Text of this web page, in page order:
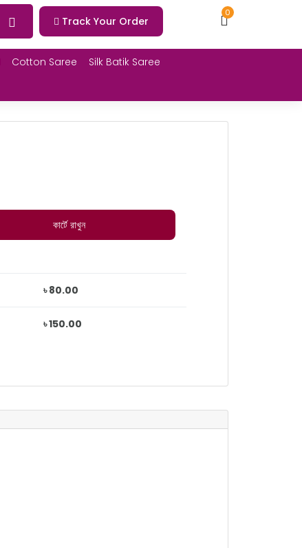
Track Your Order
0
Cotton Saree
Silk Batik Saree
কার্টে রাখুন
৳ 80.00
৳ 150.00